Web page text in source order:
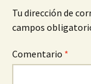
Tu dirección de
campos
Comentario *